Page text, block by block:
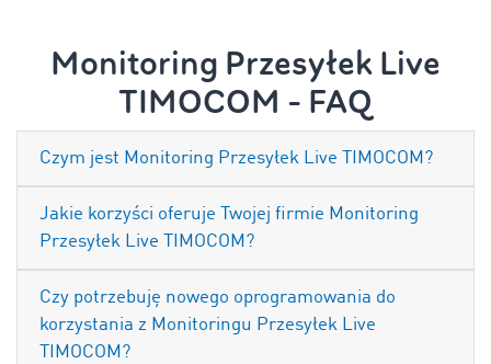
Monitoring Przesyłek Live
TIMOCOM - FAQ
Czym jest Monitoring Przesyłek Live TIMOCOM?
Jakie korzyści oferuje Twojej firmie Monitoring
Przesyłek Live TIMOCOM?
Czy potrzebuję nowego oprogramowania do
korzystania z Monitoringu Przesyłek Live
TIMOCOM?